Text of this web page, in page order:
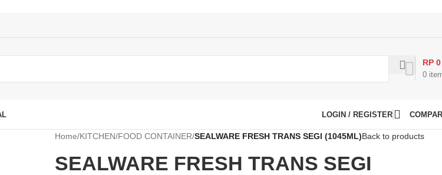
0
RP 0
LOGIN / REGISTER
Home/KITCHEN/FOOD CONTAINER/SEALWARE FRESH TRANS SEGI (1045ML)Back to products
SEALWARE FRESH TRANS SEGI